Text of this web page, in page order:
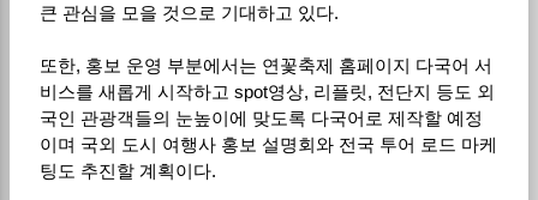
큰 관심을 모을 것으로 기대하고 있다.
또한, 홍보 운영 부분에서는 연꽃축제 홈페이지 다국어 서
비스를 새롭게 시작하고 spot영상, 리플릿, 전단지 등도 외
국인 관광객들의 눈높이에 맞도록 다국어로 제작할 예정
이며 국외 도시 여행사 홍보 설명회와 전국 투어 로드 마케
팅도 추진할 계획이다.